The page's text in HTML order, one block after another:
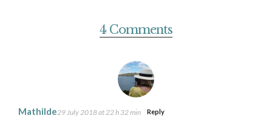
4 Comments
Mathilde29 July 2018 at 22 h 32 min Reply